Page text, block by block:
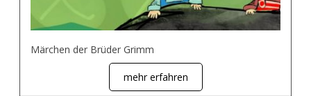
Märchen der Brüder Grimm
mehr erfahren